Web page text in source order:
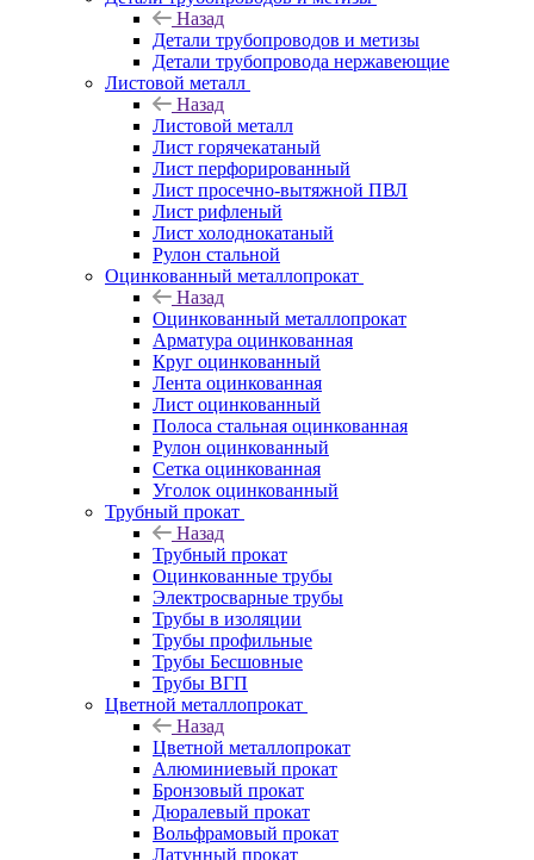
Назад
Детали трубопроводов и метизы
Детали трубопровода нержавеющие
Листовой металл
Назад
Листовой металл
Лист горячекатаный
Лист перфорированный
Лист просечно-вытяжной ПВЛ
Лист рифленый
Лист холоднокатаный
Рулон стальной
Оцинкованный металлопрокат
Назад
Оцинкованный металлопрокат
Арматура оцинкованная
Круг оцинкованный
Лента оцинкованная
Лист оцинкованный
Полоса стальная оцинкованная
Рулон оцинкованный
Сетка оцинкованная
Уголок оцинкованный
Трубный прокат
Назад
Трубный прокат
Оцинкованные трубы
Электросварные трубы
Трубы в изоляции
Трубы профильные
Трубы Бесшовные
Трубы ВГП
Цветной металлопрокат
Назад
Цветной металлопрокат
Алюминиевый прокат
Бронзовый прокат
Дюралевый прокат
Вольфрамовый прокат
Латунный прокат